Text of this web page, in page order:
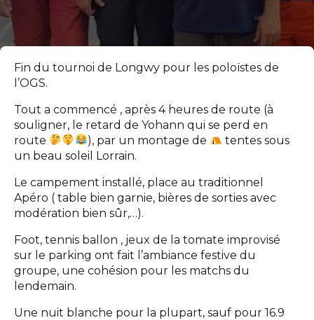
Fin du tournoi de Longwy pour les poloïstes de
l’OGS.
Tout a commencé , après 4 heures de route (à
souligner, le retard de Yohann qui se perd en
route
), par un montage de
tentes sous
un beau soleil Lorrain.
Le campement installé, place au traditionnel
Apéro ( table bien garnie, bières de sorties avec
modération bien sûr,…).
Foot, tennis ballon , jeux de la tomate improvisé
sur le parking ont fait l’ambiance festive du
groupe, une cohésion pour les matchs du
lendemain.
Une nuit blanche pour la plupart, sauf pour 16.9